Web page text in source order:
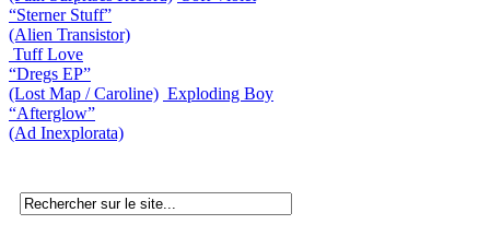
“Sterner Stuff”
(Alien Transistor)
Tuff Love
“Dregs EP”
(Lost Map / Caroline) Exploding Boy
“Afterglow”
(Ad Inexplorata)